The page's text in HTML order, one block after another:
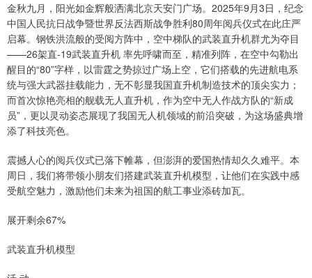
金秋九月，阳光如金辉般洒满北京天安门广场。2025年9月3日，纪念
中国人民抗日战争暨世界反法西斯战争胜利80周年阅兵仪式在此庄严
启幕。钢铁洪流般的受阅方阵中，空中梯队的武装直升机群尤为夺目
——26架直-19武装直升机 率先呼啸而至，精准列阵，在空中勾勒出
醒目的“80”字样，以雷霆之势掠过广场上空，它们搭载的先进航电系
统与强大武器挂载能力，无不彰显我国直升机制造技术的顶尖实力；
而首次惊艳亮相的舰载无人直升机，作为空中无人作战方队的“新成
员”，更以灵动姿态展现了我国无人机领域的前沿突破，为这场盛典增
添了科技亮色。
震撼人心的阅兵仪式已落下帷幕，但澎湃的爱国热情却久久难平。本
周日，我们将带领小朋友们搭建武装直升机模型，让他们在实践中感
受航空魅力，激励他们未来为祖国的航工事业添砖加瓦。
展开剩余67%
武装直升机模型